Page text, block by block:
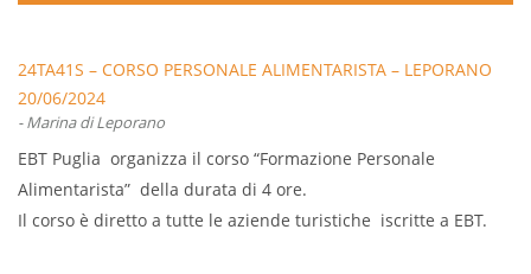
24TA41S – CORSO PERSONALE ALIMENTARISTA – LEPORANO
20/06/2024
- Marina di Leporano
EBT Puglia organizza il corso “Formazione Personale
Alimentarista” della durata di 4 ore.
Il corso è diretto a tutte le aziende turistiche iscritte a EBT.